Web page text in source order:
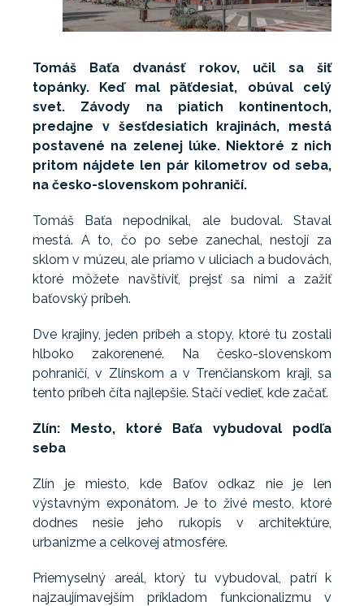
Tomáš Baťa dvanásť rokov, učil sa šiť
topánky. Keď mal päťdesiat, obúval celý
svet. Závody na piatich kontinentoch,
predajne v šesťdesiatich krajinách, mestá
postavené na zelenej lúke. Niektoré z nich
pritom nájdete len pár kilometrov od seba,
na česko-slovenskom pohraničí.
Tomáš Baťa nepodnikal, ale budoval. Staval
mestá. A to, čo po sebe zanechal, nestojí za
sklom v múzeu, ale priamo v uliciach a budovách,
ktoré môžete navštíviť, prejsť sa nimi a zažiť
baťovský príbeh.
Dve krajiny, jeden príbeh a stopy, ktoré tu zostali
hlboko zakorenené. Na česko-slovenskom
pohraničí, v Zlínskom a v Trenčianskom kraji, sa
tento príbeh číta najlepšie. Stačí vedieť, kde začať.
Zlín: Mesto, ktoré Baťa vybudoval podľa
seba
Zlín je miesto, kde Baťov odkaz nie je len
výstavným exponátom. Je to živé mesto, ktoré
dodnes nesie jeho rukopis v architektúre,
urbanizme a celkovej atmosfére.
Priemyselný areál, ktorý tu vybudoval, patrí k
najzaujímavejším príkladom funkcionalizmu v